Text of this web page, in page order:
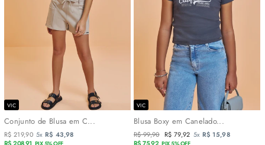
VIC
Conjunto de Blusa em C...
R$ 219,90 5x R$ 43,98
VIC
Blusa Boxy em Canelado...
Preço
R$ 99,90 Preço
R$ 79,92 5x R$ 15,98